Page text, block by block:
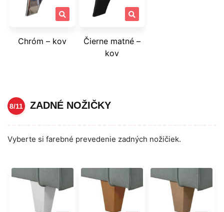
Chróm – kov
Čierne matné –
kov
8/11 ZADNÉ NOŽIČKY
Vyberte si farebné prevedenie zadných nožičiek.